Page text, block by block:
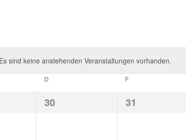
Hinweis
Es sind keine anstehenden Veranstaltungen vorhanden.
D F
030
031